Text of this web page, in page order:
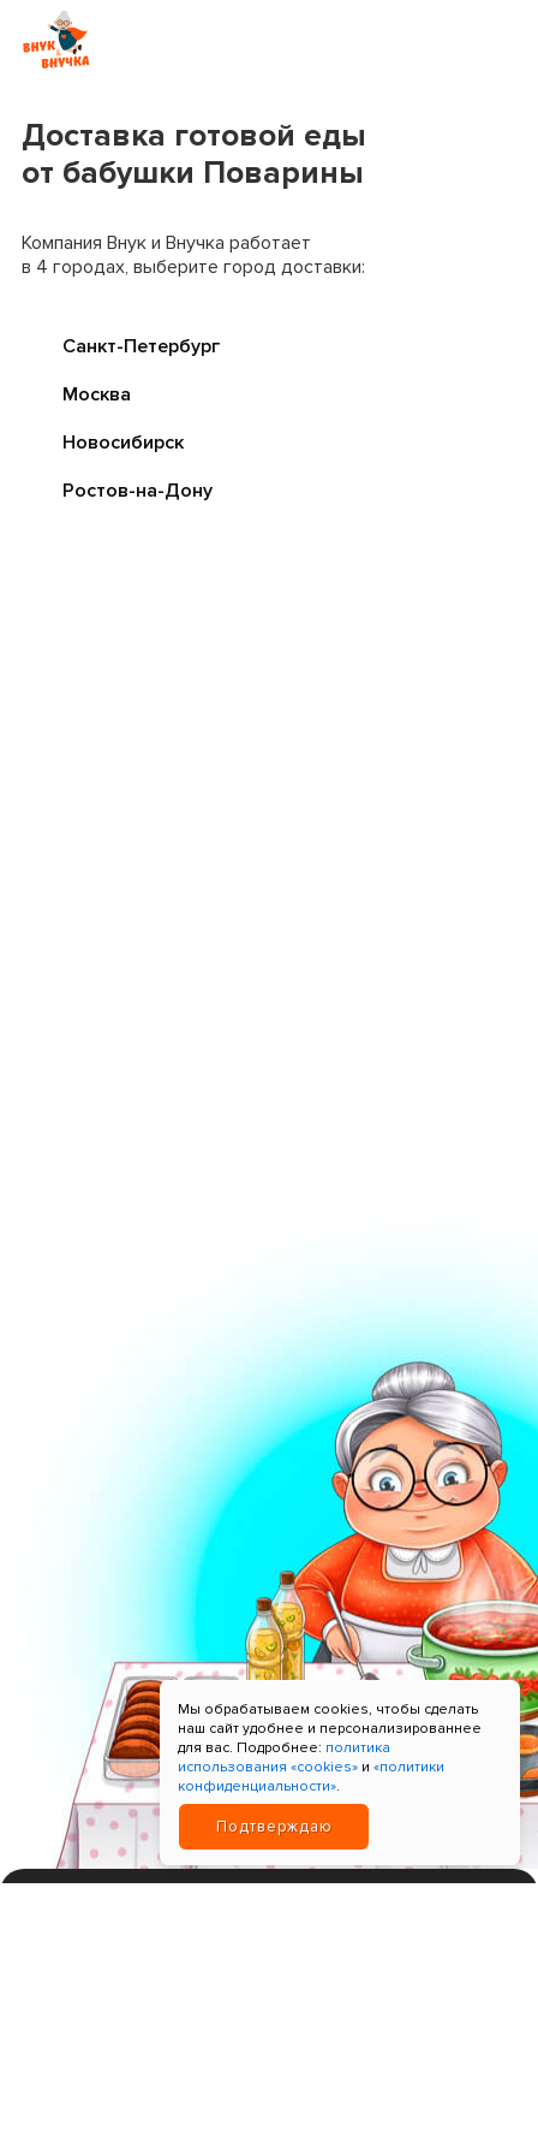
Мы обрабатываем cookies, чтобы сделать
наш сайт удобнее и персонализированнее
для вас. Подробнее: политика
использования «cookies» и «политики
конфиденциальности».
Подтверждаю
Доставка готовой еды
от бабушки Поварины
Компания Внук и Внучка работает
в 4 городах, выберите город доставки:
Санкт-Петербург
Москва
Новосибирск
Ростов-на-Дону